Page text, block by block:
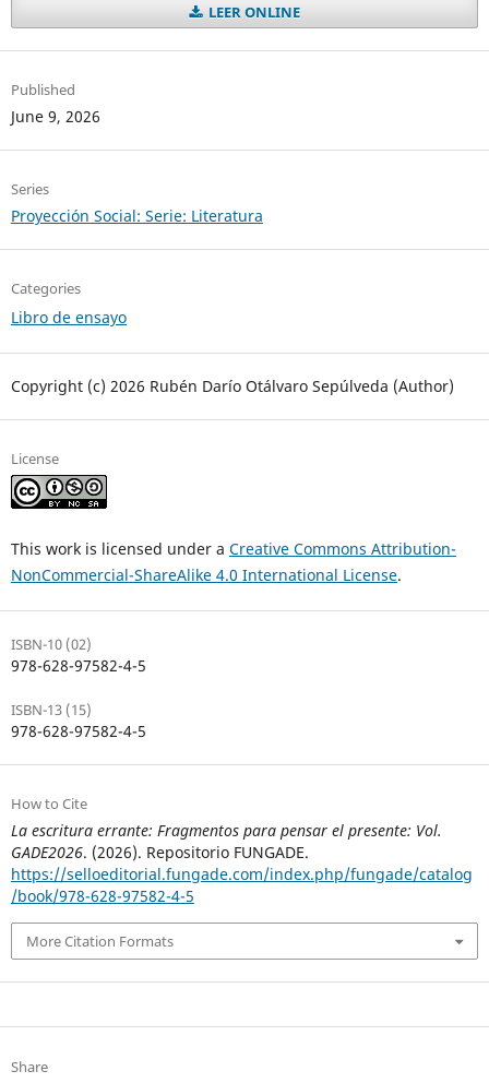
LEER ONLINE
Published
June 9, 2026
Series
Proyección Social: Serie: Literatura
Categories
Libro de ensayo
Copyright (c) 2026 Rubén Darío Otálvaro Sepúlveda (Author)
License
This work is licensed under a Creative Commons Attribution-
NonCommercial-ShareAlike 4.0 International License.
ISBN-10 (02)
978-628-97582-4-5
ISBN-13 (15)
978-628-97582-4-5
How to Cite
La escritura errante: Fragmentos para pensar el presente: Vol.
GADE2026. (2026). Repositorio FUNGADE.
https://selloeditorial.fungade.com/index.php/fungade/catalog
/book/978-628-97582-4-5
More Citation Formats
Share